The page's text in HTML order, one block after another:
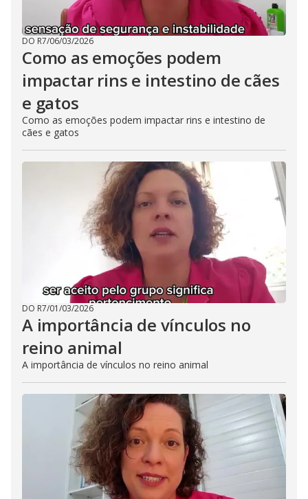
DO R7/06/03/2026
Como as emoções podem
impactar rins e intestino de cães
e gatos
Como as emoções podem impactar rins e intestino de
cães e gatos
DO R7/01/03/2026
A importância de vínculos no
reino animal
A importância de vínculos no reino animal